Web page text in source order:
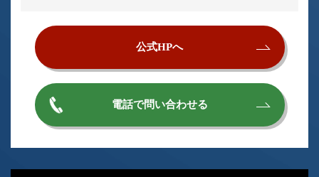
公式HPへ
電話で問い合わせる